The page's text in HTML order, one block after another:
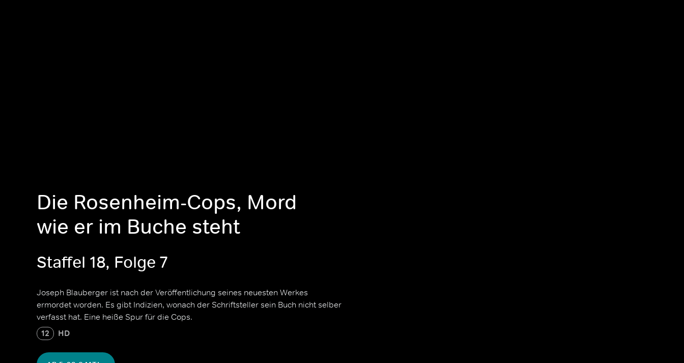
Die Rosenheim-Cops, Mord
wie er im Buche steht
Staffel 18, Folge 7
Joseph Blauberger ist nach der Veröffentlichung seines neuesten Werkes
ermordet worden. Es gibt Indizien, wonach der Schriftsteller sein Buch nicht selber
verfasst hat. Eine heiße Spur für die Cops.
12 HD